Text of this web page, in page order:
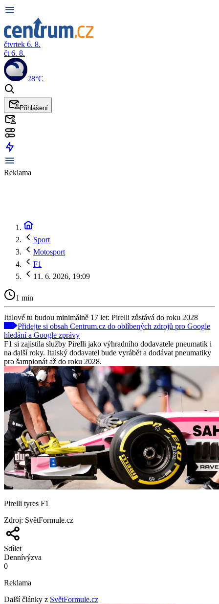
čtvrtek 6. 8.
čt 6. 8.
28°C
Přihlášení
Reklama
Sport
Motosport
F1
11. 6. 2026, 19:09
1 min
Italové tu budou minimálně 17 let: Pirelli zůstává do roku 2028
Přidejte si obsah Centrum.cz do oblíbených zdrojů pro Google
hledání a Google zprávy
F1 si zajistila služby Pirelli jako výhradního dodavatele pneumatik i
na další roky. Italský dodavatel bude vyrábět a dodávat pneumatiky
pro šampionát až do roku 2028.
Pirelli tyres F1
Zdroj: SvětFormule.cz
Sdílet
Dennívýzva
0
Reklama
Další články z SvětFormule.cz